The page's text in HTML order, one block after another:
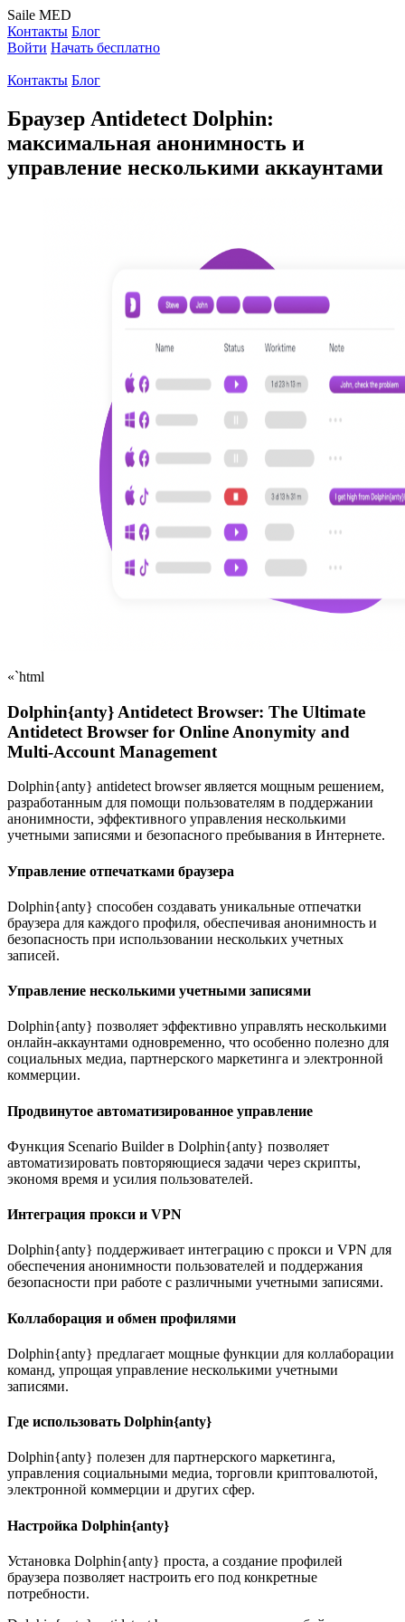
Saile MED
Контакты Блог
Войти Начать бесплатно
Контакты Блог
Браузер Antidetect Dolphin:
максимальная анонимность и
управление несколькими аккаунтами
«`html
Dolphin{anty} Antidetect Browser: The Ultimate
Antidetect Browser for Online Anonymity and
Multi-Account Management
Dolphin{anty} antidetect browser является мощным решением,
разработанным для помощи пользователям в поддержании
анонимности, эффективного управления несколькими
учетными записями и безопасного пребывания в Интернете.
Управление отпечатками браузера
Dolphin{anty} способен создавать уникальные отпечатки
браузера для каждого профиля, обеспечивая анонимность и
безопасность при использовании нескольких учетных
записей.
Управление несколькими учетными записями
Dolphin{anty} позволяет эффективно управлять несколькими
онлайн-аккаунтами одновременно, что особенно полезно для
социальных медиа, партнерского маркетинга и электронной
коммерции.
Продвинутое автоматизированное управление
Функция Scenario Builder в Dolphin{anty} позволяет
автоматизировать повторяющиеся задачи через скрипты,
экономя время и усилия пользователей.
Интеграция прокси и VPN
Dolphin{anty} поддерживает интеграцию с прокси и VPN для
обеспечения анонимности пользователей и поддержания
безопасности при работе с различными учетными записями.
Коллаборация и обмен профилями
Dolphin{anty} предлагает мощные функции для коллаборации
команд, упрощая управление несколькими учетными
записями.
Где использовать Dolphin{anty}
Dolphin{anty} полезен для партнерского маркетинга,
управления социальными медиа, торговли криптовалютой,
электронной коммерции и других сфер.
Настройка Dolphin{anty}
Установка Dolphin{anty} проста, а создание профилей
браузера позволяет настроить его под конкретные
потребности.